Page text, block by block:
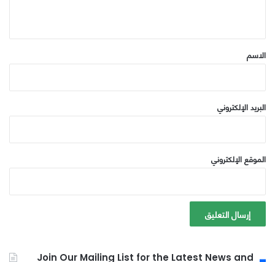
*
الاسم
البريد الإلكتروني
الموقع الإلكتروني
Join Our Mailing List for the Latest News and